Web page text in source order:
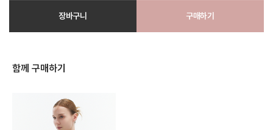
장바구니 구매하기
함께 구매하기